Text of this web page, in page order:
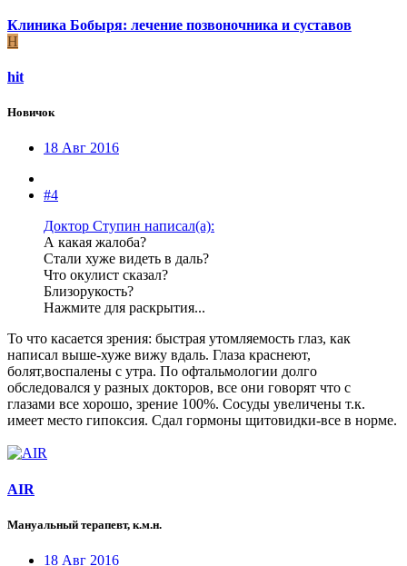
Клиника Бобыря: лечение позвоночника и суставов
H
hit
Новичок
18 Авг 2016
#4
Доктор Ступин написал(а):
А какая жалоба?
Стали хуже видеть в даль?
Что окулист сказал?
Близорукость?
Нажмите для раскрытия...
То что касается зрения: быстрая утомляемость глаз, как
написал выше-хуже вижу вдаль. Глаза краснеют,
болят,воспалены с утра. По офтальмологии долго
обследовался у разных докторов, все они говорят что с
глазами все хорошо, зрение 100%. Сосуды увеличены т.к.
имеет место гипоксия. Сдал гормоны щитовидки-все в норме.
AIR
Мануальный терапевт, к.м.н.
18 Авг 2016